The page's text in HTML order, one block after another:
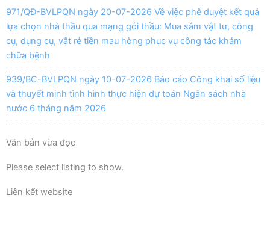
971/QĐ-BVLPQN ngày 20-07-2026 Về việc phê duyệt kết quả
lựa chọn nhà thầu qua mạng gói thầu: Mua sắm vật tư, công
cụ, dụng cụ, vật rẻ tiền mau hòng phục vụ công tác khám
chữa bệnh
939/BC-BVLPQN ngày 10-07-2026 Báo cáo Công khai số liệu
và thuyết minh tình hình thực hiện dự toán Ngân sách nhà
nước 6 tháng năm 2026
Văn bản vừa đọc
Please select listing to show.
Liên kết website